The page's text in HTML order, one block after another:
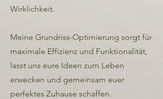
Wirklichkeit.
Meine Grundriss-Optimierung sorgt für
maximale Effizienz und Funktionalität,
lasst uns eure Ideen zum Leben
erwecken und gemeinsam euer
perfektes Zuhause schaffen.